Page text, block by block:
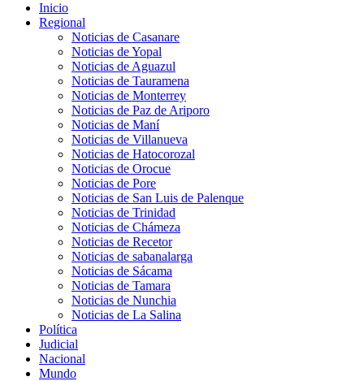
Inicio
Regional
Noticias de Casanare
Noticias de Yopal
Noticias de Aguazul
Noticias de Tauramena
Noticias de Monterrey
Noticias de Paz de Ariporo
Noticias de Maní
Noticias de Villanueva
Noticias de Hatocorozal
Noticias de Orocue
Noticias de Pore
Noticias de San Luis de Palenque
Noticias de Trinidad
Noticias de Chámeza
Noticias de Recetor
Noticias de sabanalarga
Noticias de Sácama
Noticias de Tamara
Noticias de Nunchia
Noticias de La Salina
Política
Judicial
Nacional
Mundo